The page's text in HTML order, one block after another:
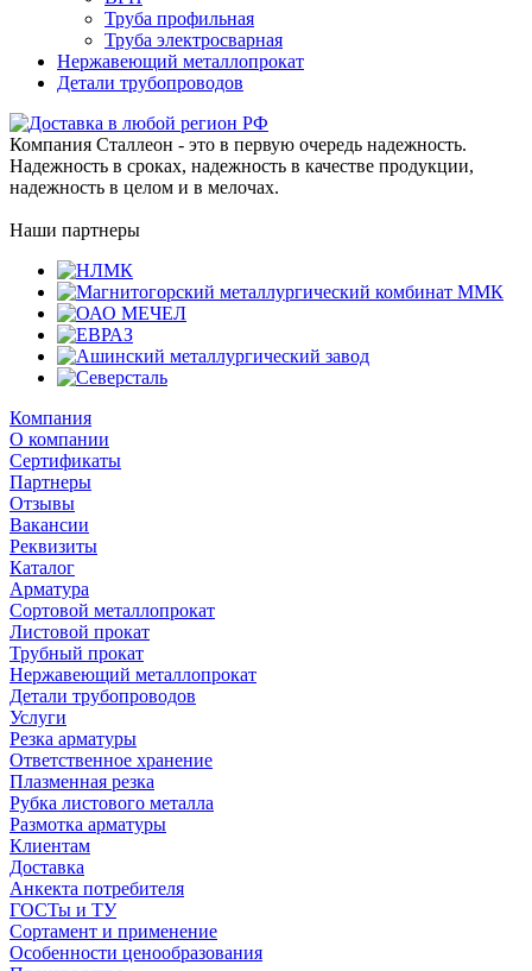
Труба профильная
Труба электросварная
Нержавеющий металлопрокат
Детали трубопроводов
Компания Сталлеон - это в первую очередь надежность.
Надежность в сроках, надежность в качестве продукции,
надежность в целом и в мелочах.
Наши партнеры
Компания
О компании
Сертификаты
Партнеры
Отзывы
Вакансии
Реквизиты
Каталог
Арматура
Сортовой металлопрокат
Листовой прокат
Трубный прокат
Нержавеющий металлопрокат
Детали трубопроводов
Услуги
Резка арматуры
Ответственное хранение
Плазменная резка
Рубка листового металла
Размотка арматуры
Клиентам
Доставка
Анкекта потребителя
ГОСТы и ТУ
Сортамент и применение
Особенности ценообразования